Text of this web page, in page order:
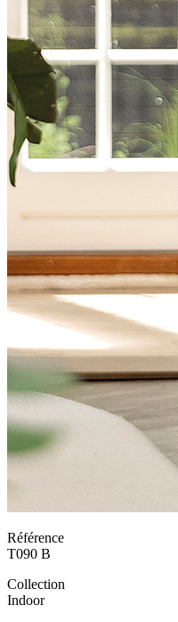
Référence
T090 B
Collection
Indoor